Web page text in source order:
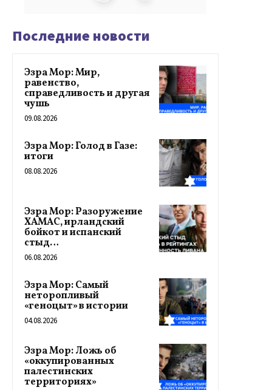
Последние новости
Эзра Мор: Мир,
равенство,
справедливость и другая
чушь
09.08.2026
Эзра Мор: Голод в Газе:
итоги
08.08.2026
Эзра Мор: Разоружение
ХАМАС, ирландский
бойкот и испанский
стыд…
06.08.2026
Эзра Мор: Самый
неторопливый
«геноцыт» в истории
04.08.2026
Эзра Мор: Ложь об
«оккупированных
палестинских
территориях»